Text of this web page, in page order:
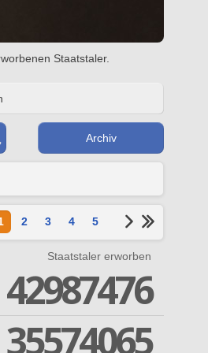
Staatstaler.
Archiv
2 3 4 5
Staatstaler erworben
42987476
35574065